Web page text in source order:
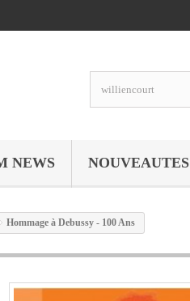
NEWS NOUVEAUTES
Hommage à Debussy - 100 Ans